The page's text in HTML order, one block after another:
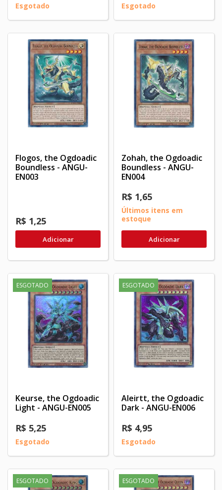
Esgotado Esgotado
Flogos, the Ogdoadic
Boundless - ANGU-
EN003
R$ 1,25
Adicionar
Zohah, the Ogdoadic
Boundless - ANGU-
EN004
R$ 1,65
Últimos itens em
estoque
Adicionar
ESGOTADO
Keurse, the Ogdoadic
Light - ANGU-EN005
R$ 5,25
Esgotado
ESGOTADO
Aleirtt, the Ogdoadic
Dark - ANGU-EN006
R$ 4,95
Esgotado
ESGOTADO ESGOTADO